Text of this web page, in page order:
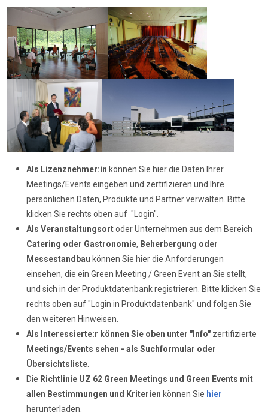
Als Lizenznehmer:in können Sie hier die Daten Ihrer
Meetings/Events eingeben und zertifizieren und Ihre
persönlichen Daten, Produkte und Partner verwalten. Bitte
klicken Sie rechts oben auf "Login".
Als Veranstaltungsortoder Unternehmen aus dem Bereich
Catering oder Gastronomie, Beherbergung oder
Messestandbau können Sie hier die Anforderungen
einsehen, die ein Green Meeting / Green Event an Sie stellt,
und sich in der Produktdatenbank registrieren. Bitte klicken Sie
rechts oben auf "Login in Produktdatenbank" und folgen Sie
den weiteren Hinweisen.
Als Interessierte:r können Sie oben unter "Info" zertifizierte
Meetings/Events sehen - als Suchformular oder
Übersichtsliste
Die Richtlinie UZ 62 Green Meetings und Green Events mit
allen Bestimmungen und Kriterien können Sie hier
herunterladen.